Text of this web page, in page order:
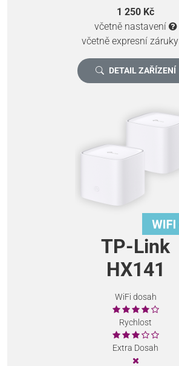
1 250 Kč
včetně nastavení
včetně expresní záruky
DETAIL ZAŘÍZENÍ
TP-Link
HX141
WiFi dosah
Rychlost
Extra Dosah